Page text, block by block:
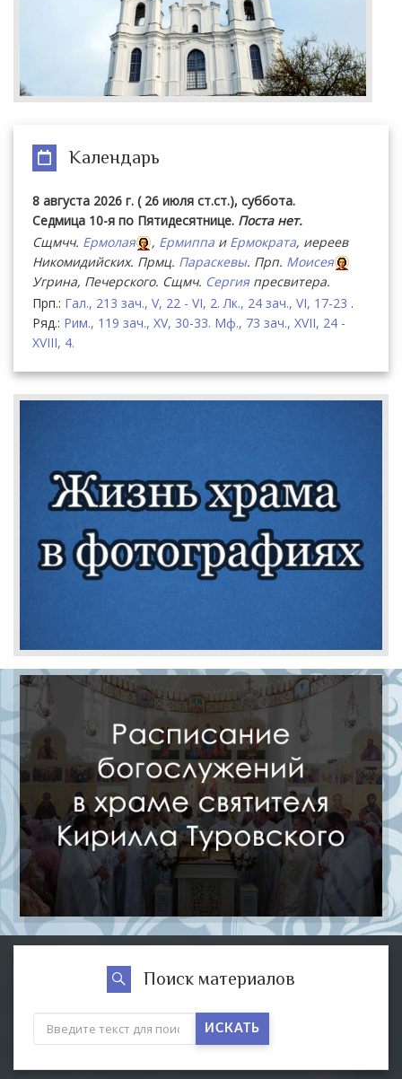
Календарь
8 августа 2026 г. ( 26 июля ст.ст.), суббота.
Седмица 10-я по Пятидесятнице. Поста нет.
Сщмчч. Ермолая , Ермиппа и Ермократа, иереев
Никомидийских. Прмц. Параскевы. Прп. Моисея
Угрина, Печерского. Сщмч. Сергияпресвитера.
Прп.: Гал., 213 зач., V, 22 - VI, 2. Лк., 24 зач., VI, 17-23 .
Ряд.: Рим., 119 зач., XV, 30-33. Мф., 73 зач., XVII, 24 -
XVIII, 4.
Поиск материалов
ИСКАТЬ